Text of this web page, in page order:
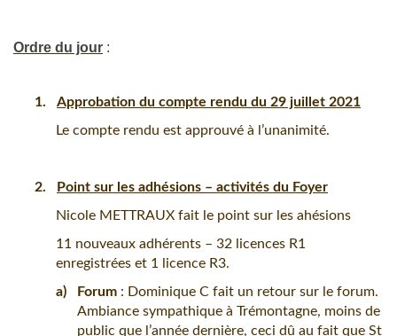
Ordre du jour :
1.
Approbation du compte rendu du 29 juillet 2021
Le compte rendu est approuvé à l’unanimité.
2.
Point sur les adhésions – activités du Foyer
Nicole METTRAUX fait le point sur les ahésions
11 nouveaux adhérents – 32 licences R1
enregistrées et 1 licence R3.
a)
Forum : Dominique C fait un retour sur le forum.
Ambiance sympathique à Trémontagne, moins de
public que l’année dernière, ceci dû au fait que St